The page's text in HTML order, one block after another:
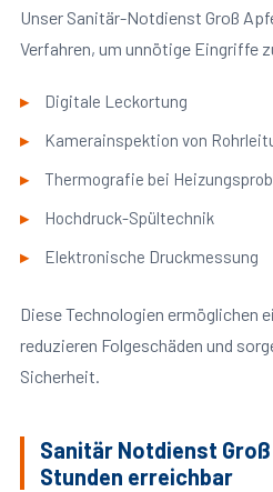
Unser Sanitär-Notdienst Groß
Verfahren, um unnötige Eingriffe
Digitale Leckortung
Kamerainspektion von
Thermografie bei
Hochdruck-Spültechnik
Elektronische Druckmessung
Diese Technologien ermöglichen
reduzieren Folgeschäden und
Sicherheit.
Sanitär Notdienst
Stunden erreichbar